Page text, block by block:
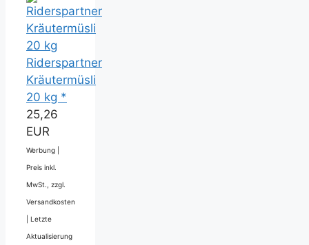
Riderspartner
Kräutermüsli
20 kg *
25,26
EUR
Werbung |
Preis inkl.
MwSt., zzgl.
Versandkosten
Letzte
Aktualisierung